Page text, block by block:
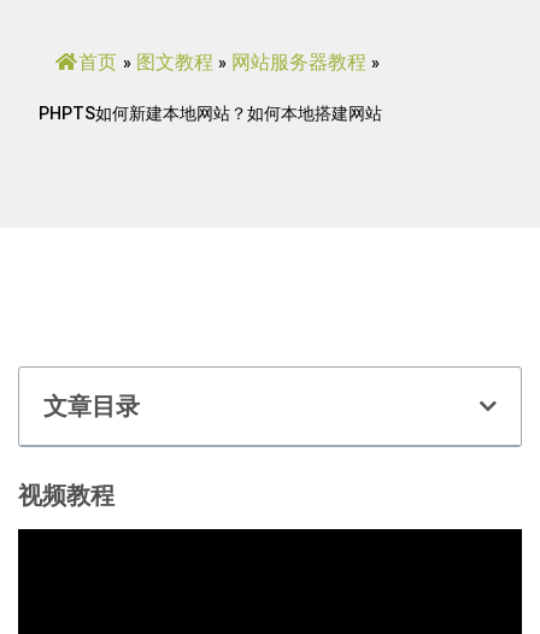
首页 » 图文教程 » 网站服务器教程 »
PHPTS如何新建本地网站？如何本地搭建网站
文章目录
视频教程